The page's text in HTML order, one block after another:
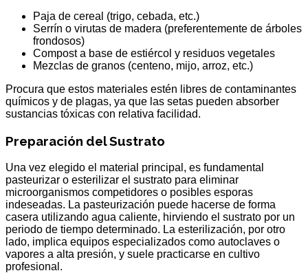
Paja de cereal (trigo, cebada, etc.)
Serrín o virutas de madera (preferentemente de árboles
frondosos)
Compost a base de estiércol y residuos vegetales
Mezclas de granos (centeno, mijo, arroz, etc.)
Procura que estos materiales estén libres de contaminantes
químicos y de plagas, ya que las setas pueden absorber
sustancias tóxicas con relativa facilidad.
Preparación del Sustrato
Una vez elegido el material principal, es fundamental
pasteurizar o esterilizar el sustrato para eliminar
microorganismos competidores o posibles esporas
indeseadas. La pasteurización puede hacerse de forma
casera utilizando agua caliente, hirviendo el sustrato por un
periodo de tiempo determinado. La esterilización, por otro
lado, implica equipos especializados como autoclaves o
vapores a alta presión, y suele practicarse en cultivo
profesional.